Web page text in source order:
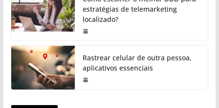
estratégias de telemarketing
localizado?
Rastrear celular de outra pessoa,
aplicativos essenciais